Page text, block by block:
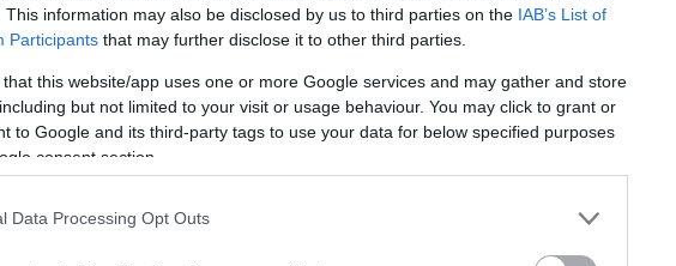
This information may also be disclosed by us to third parties on the IAB’s List of
Participants that may further disclose it to other third parties.
that this website/app uses one or more Google services and may gather and store
but not limited to your visit or usage behaviour. You may click to grant or
to Google and its third-party tags to use your data for below specified purposes
consent section.
Data Processing Opt Outs
σας δίνει την ευκαιρία να έχετε η Σελήνη